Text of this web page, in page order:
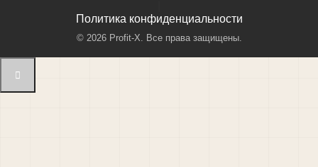
Политика конфиденциальности
© 2026Profit-X. Все права защищены.